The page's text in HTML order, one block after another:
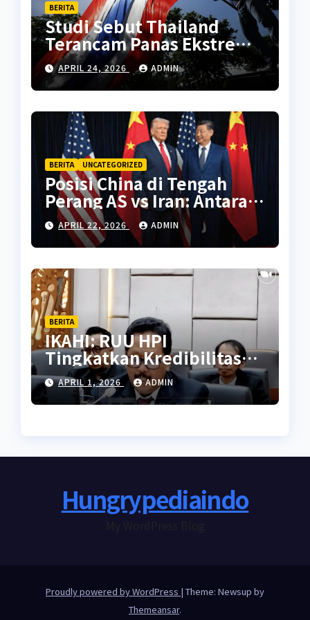
BERITA
Studi Sebut Thailand
Terancam Panas Ekstrem
Setara Sahara Tahun 2070
APRIL 24, 2026 ADMIN
BERITA UNCATEGORIZED
Posisi China di Tengah
Perang AS vs Iran: Antara
Kepentingan Energi dan
Diplomasi Global
APRIL 22, 2026 ADMIN
BERITA
IKAHI: RUU HPI
Tingkatkan Kredibilitas
Indonesia di Tingkat
Internasional
APRIL 1, 2026 ADMIN
Hungrypediaindo
Proudly powered by WordPress | Theme: Newsup by
Themeansar.